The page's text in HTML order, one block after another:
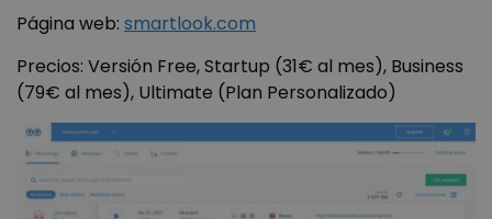
Página web: smartlook.com
Precios: Versión Free, Startup (31€ al mes), Business
(79€ al mes), Ultimate (Plan Personalizado)